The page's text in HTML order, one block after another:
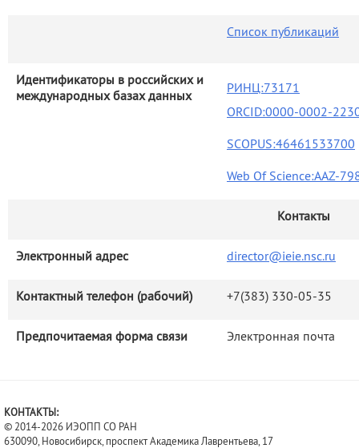
Список публикаций
Идентификаторы в российских и
международных базах данных
РИНЦ:73171
ORCID:0000-0002-
SCOPUS:46461533700
Web Of Science:AAZ-
Контакты
Электронный адрес director@ieie.nsc.ru
Контактный телефон (рабочий) +7(383) 330-05-35
Предпочитаемая форма связи Электронная почта
КОНТАКТЫ:
© 2014-2026 ИЭОПП СО РАН
630090, Новосибирск, проспект Академика Лаврентьева, 17